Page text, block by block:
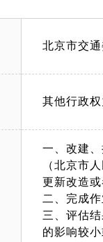
北京市交
其他行政
一、改建
（北京市
更新改造
二、完成
三、评估
的影响较